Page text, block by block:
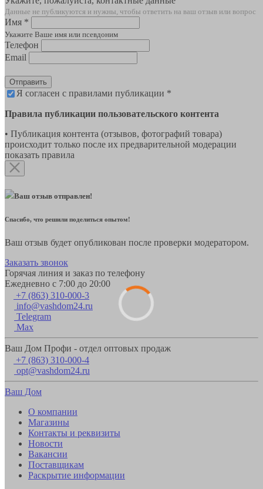
Данные не публикуются и нужны, чтобы ответить на ваш отзыв или вопрос
Имя *
Укажите Ваше имя или псевдоним
Телефон
Email
Отправить
Я согласен с правилами публикации *
Правила публикации пользовательского контента
• Публикация контента (отзывов, фотографий товара)
происходит только после их предварительной модерации
показать правила
Ваш отзыв отправлен!
Спасибо, что решили поделиться опытом!
Ваш отзыв будет опубликован после проверки модератором.
Заказать звонок
Горячая линия и заказ по телефону
Ежедневно с 7:00 до 20:00
+7 (863) 310-000-3
info@vashdom24.ru
Telegram
Max
Ваш Дом Профи - отдел оптовых продаж
+7 (863) 310-000-4
opt@vashdom24.ru
Ваш Дом
О компании
Магазины
Контакты и реквизиты
Новости
Вакансии
Поставщикам
Раскрытие информации